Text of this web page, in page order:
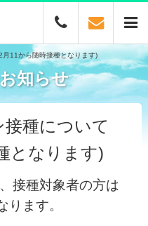
11から随時接種となります)
知らせ
種について
となります)
接種対象者の方は
ります。